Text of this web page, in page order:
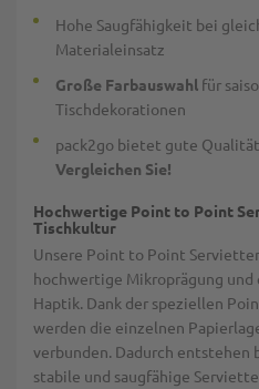
Hohe Saugfähigkeit bei
Materialeinsatz
Große Farbauswahl für
Tischdekorationen
pack2go bietet gute
Vergleichen Sie!
Hochwertige Point to Point
Tischkultur
Unsere Point to Point
hochwertige Mikroprägung und
Haptik. Dank der speziellen
werden die einzelnen
verbunden. Dadurch entstehen
stabile und saugfähige